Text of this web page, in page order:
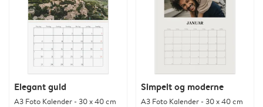
Elegant guld
A3 Foto Kalender - 30 x 40 cm
Simpelt og moderne
A3 Foto Kalender - 30 x 40 cm